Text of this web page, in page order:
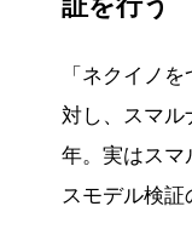
証を行う
「ネクイノ
対し、スマル
年。実はスマ
スモデル検証